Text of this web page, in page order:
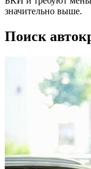
значительно выше.
Поиск